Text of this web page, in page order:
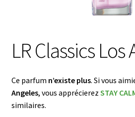
👜 Accessoires
Shop LR Officiel
LR Classics Los
Ce parfum n’existe plus. Si vous
Angeles, vous apprécierez STAY
similaires.